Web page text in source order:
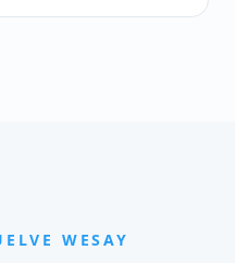
WESAY